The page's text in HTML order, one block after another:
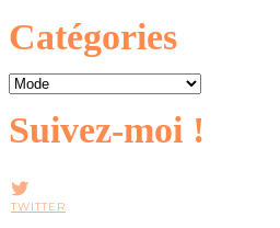
Catégories
Catégories
Suivez-moi !
TWITTER